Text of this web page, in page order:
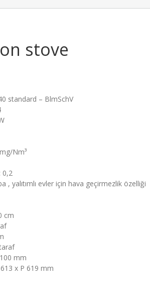
stove
standard – BlmSchV
Nm³
0,2
, yalıtımlı evler için hava geçirmezlik özelliği
cm
mm
x P 619 mm